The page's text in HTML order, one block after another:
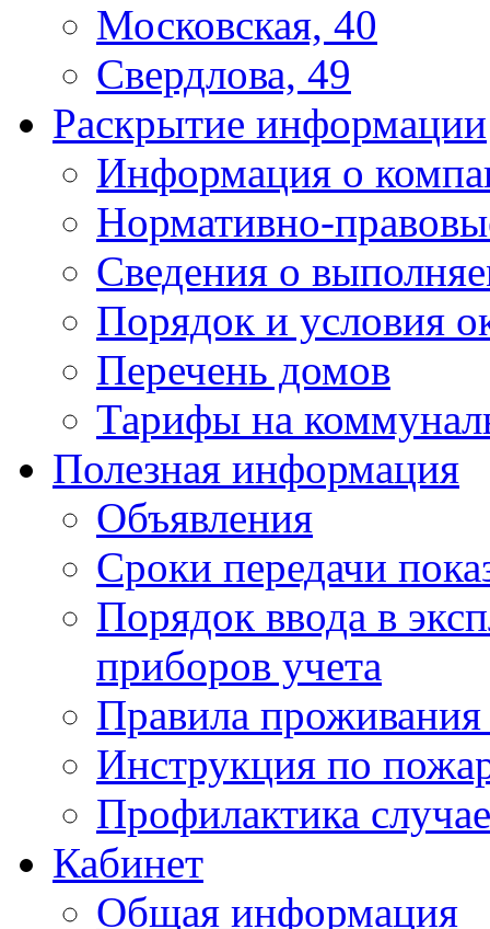
Московская, 40
Свердлова, 49
Раскрытие информации
Информация о
Нормативно-
Сведения о
Порядок и условия
Перечень домов
Тарифы на
Полезная информация
Объявления
Сроки передачи
Порядок ввода в
приборов учета
Правила
Инструкция по
Профилактика
Кабинет
Общая информация